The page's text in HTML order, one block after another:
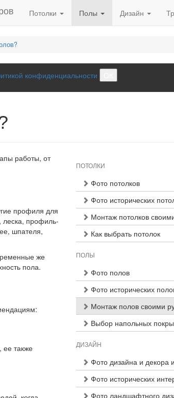
Потолки Полы Дизайн
конфиденциальности
работы, от
профиля для
леска, профиль-
шпателя,
же
пола.
ее также
ПОТОЛКИ
Фото потолков
Фото исторических
Монтаж потолков
Как выбрать потолок
ПОЛЫ
Фото полов
Фото исторических
Монтаж полов своими
Выбор напольных
ДИЗАЙН
Фото дизайна и декора
Фото исторических
Фото ландшафтного